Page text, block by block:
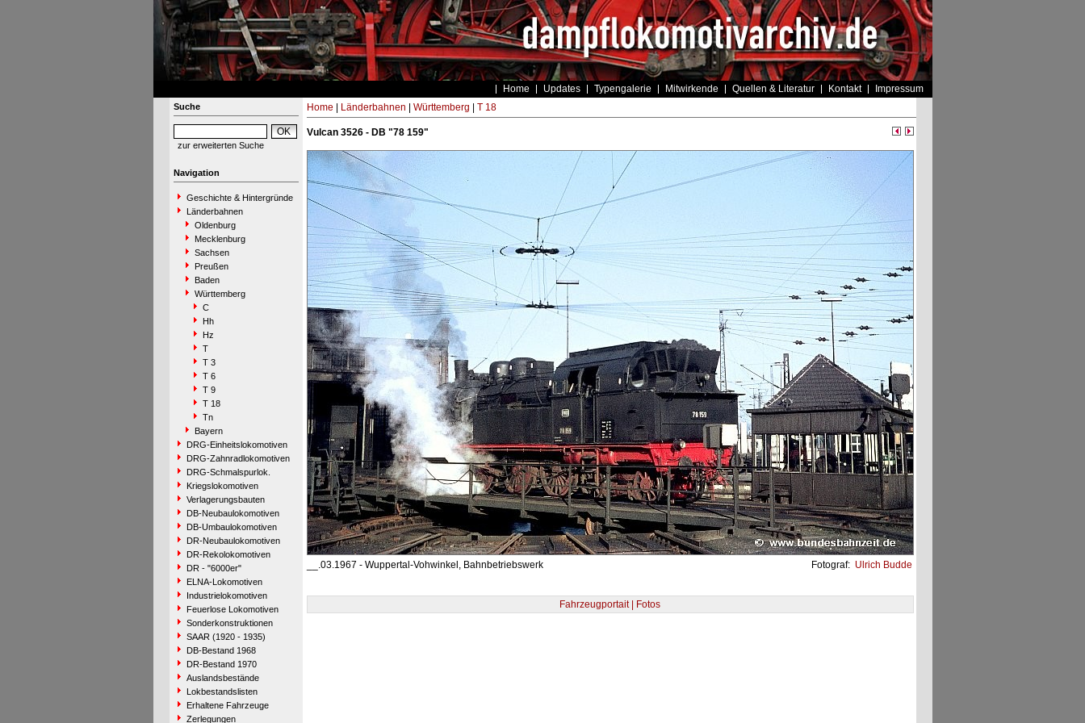
Home Updates Typengalerie Mitwirkende Quellen & Literatur Kontakt Impressum
Suche
zur erweiterten Suche
Navigation
Geschichte & Hintergründe
Länderbahnen
Oldenburg
Mecklenburg
Sachsen
Preußen
Baden
Württemberg
C
Hh
Hz
T
T 3
T 6
T 9
T 18
Tn
Bayern
DRG-Einheitslokomotiven
DRG-Zahnradlokomotiven
DRG-Schmalspurlok.
Kriegslokomotiven
Verlagerungsbauten
DB-Neubaulokomotiven
DB-Umbaulokomotiven
DR-Neubaulokomotiven
DR-Rekolokomotiven
DR - "6000er"
ELNA-Lokomotiven
Industrielokomotiven
Feuerlose Lokomotiven
Sonderkonstruktionen
SAAR (1920 - 1935)
DB-Bestand 1968
DR-Bestand 1970
Auslandsbestände
Lokbestandslisten
Erhaltene Fahrzeuge
Zerlegungen
Home Länderbahnen Württemberg T 18
Vulcan 3526 - DB "78 159"
__.03.1967 - Wuppertal-Vohwinkel, Bahnbetriebswerk Fotograf: Ulrich Budde
Fahrzeugportait | Fotos